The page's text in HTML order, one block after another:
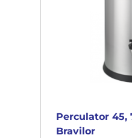
Perculator 45,
Bravilor